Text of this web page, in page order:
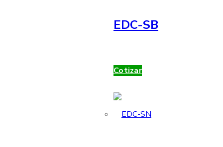
EDC-SB
Cotizar